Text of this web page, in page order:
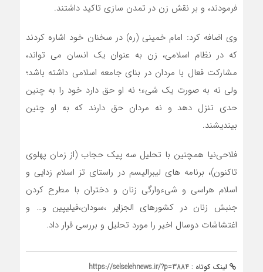
فرمودند، و بر نقش زن در تمدن سازی تاکید داشتند.
وی اضافه کرد: امام خمینی (ره) در سخنان خود اشاره کردند
که در نظام اسلامی، زن به عنوان یک انسان می تواند،
مشارکت فعال با مردان در بنای جامعه اسلامی داشته باشد؛
ولی نه به صورت یک شیء؛ نه او حق دارد خود را به چنین
حدی تنزل دهد و نه مردان حق دارند که به او چنین
بیندیشند.
فلاحی‌نیا همچنین با تحلیل سه پیک حجاب (از زمان پهلوی
تاکنون)، برنامه های لیبرالیسم در راستای تز اسلام زدایی و
اسلام هراسی و شیء‌وارگی زنان و دختران با مطرح کردن
جنبش زنان در کشورهای الجزایر ،سودان،فیلیپین و… و
اغتشاشات دوسال اخیر را مورد تحلیل و بررسی قرار داد.
لینک کوتاه : https://selselehnews.ir/?p=3884